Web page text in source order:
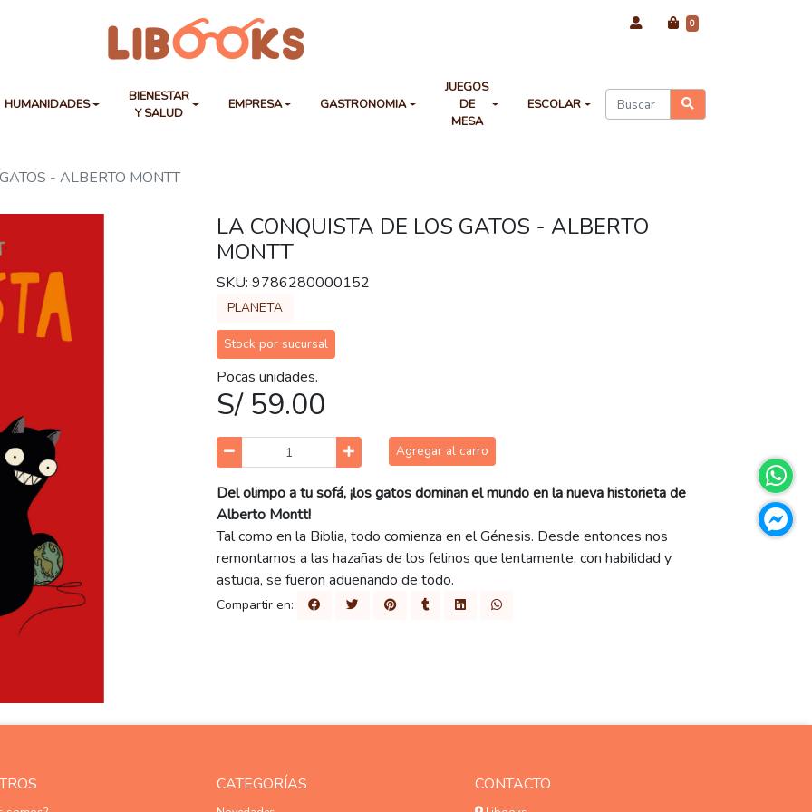
0
HUMANIDADES
BIENESTAR
Y SALUD
EMPRESA GASTRONOMIA
JUEGOS
DE
MESA
ESCOLAR
- ALBERTO MONTT
LA CONQUISTA DE LOS GATOS - ALBERTO
MONTT
SKU: 9786280000152
PLANETA
Stock por sucursal
Pocas unidades.
S/ 59.00
Agregar al carro
Del olimpo a tu sofá, ¡los gatos dominan el mundo en la nueva historieta de
Alberto Montt!
Tal como en la Biblia, todo comienza en el Génesis. Desde entonces nos
remontamos a las hazañas de los felinos que lentamente, con habilidad y
astucia, se fueron adueñando de todo.
Compartir en:
CATEGORÍAS CONTACTO